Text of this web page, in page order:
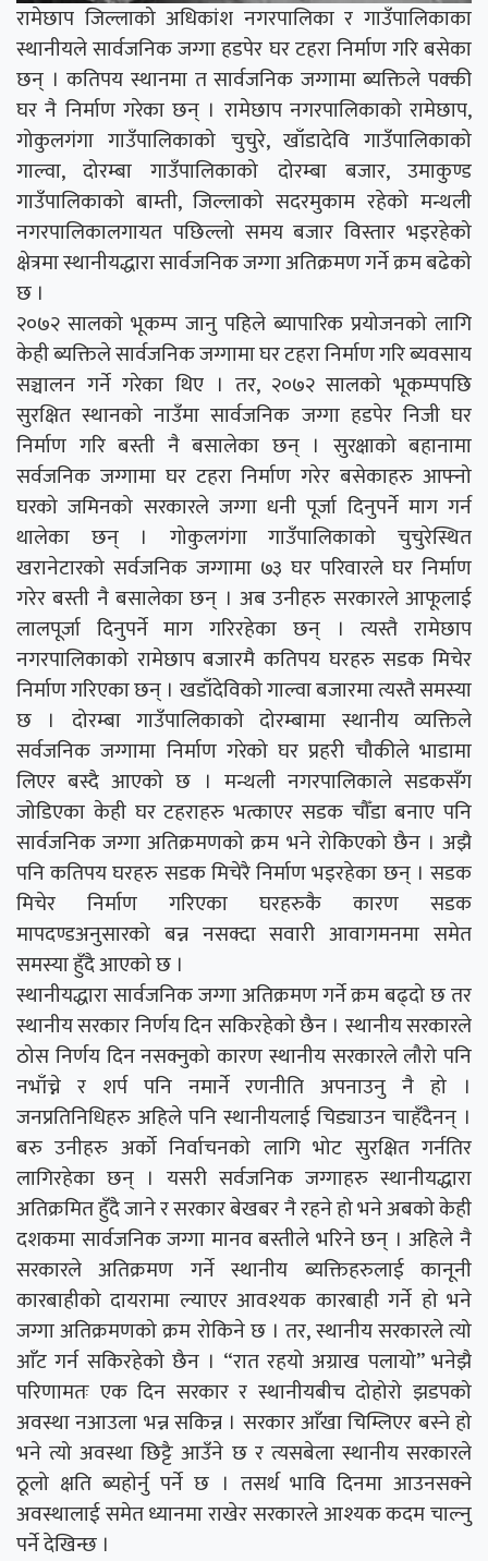
रामेछाप जिल्लाको अधिकांश नगरपालिका र गाउँपालिकाका
स्थानीयले सार्वजनिक जग्गा हडपेर घर टहरा निर्माण गरि बसेका
छन् । कतिपय स्थानमा त सार्वजनिक जग्गामा ब्यक्तिले पक्की
घर नै निर्माण गरेका छन् । रामेछाप नगरपालिकाको रामेछाप,
गोकुलगंगा गाउँपालिकाको चुचुरे, खाँडादेवि गाउँपालिकाको
गाल्वा, दोरम्बा गाउँपालिकाको दोरम्बा बजार, उमाकुण्ड
गाउँपालिकाको बाम्ती, जिल्लाको सदरमुकाम रहेको मन्थली
नगरपालिकालगायत पछिल्लो समय बजार विस्तार भइरहेको
क्षेत्रमा स्थानीयद्धारा सार्वजनिक जग्गा अतिक्रमण गर्ने क्रम बढेको
छ ।
२०७२ सालको भूकम्प जानु पहिले ब्यापारिक प्रयोजनको लागि
केही ब्यक्तिले सार्वजनिक जग्गामा घर टहरा निर्माण गरि ब्यवसाय
सञ्चालन गर्ने गरेका थिए । तर, २०७२ सालको भूकम्पपछि
सुरक्षित स्थानको नाउँमा सार्वजनिक जग्गा हडपेर निजी घर
निर्माण गरि बस्ती नै बसालेका छन् । सुरक्षाको बहानामा
सर्वजनिक जग्गामा घर टहरा निर्माण गरेर बसेकाहरु आफ्नो
घरको जमिनको सरकारले जग्गा धनी पूर्जा दिनुपर्ने माग गर्न
थालेका छन् । गोकुलगंगा गाउँपालिकाको चुचुरेस्थित
खरानेटारको सर्वजनिक जग्गामा ७३ घर परिवारले घर निर्माण
गरेर बस्ती नै बसालेका छन् । अब उनीहरु सरकारले आफूलाई
लालपूर्जा दिनुपर्ने माग गरिरहेका छन् । त्यस्तै रामेछाप
नगरपालिकाको रामेछाप बजारमै कतिपय घरहरु सडक मिचेर
निर्माण गरिएका छन् । खडाँदेविको गाल्वा बजारमा त्यस्तै समस्या
छ । दोरम्बा गाउँपालिकाको दोरम्बामा स्थानीय व्यक्तिले
सर्वजनिक जग्गामा निर्माण गरेको घर प्रहरी चौकीले भाडामा
लिएर बस्दै आएको छ । मन्थली नगरपालिकाले सडकसँग
जोडिएका केही घर टहराहरु भत्काएर सडक चौँडा बनाए पनि
सार्वजनिक जग्गा अतिक्रमणको क्रम भने रोकिएको छैन । अझै
पनि कतिपय घरहरु सडक मिचेरै निर्माण भइरहेका छन् । सडक
मिचेर निर्माण गरिएका घरहरुकै कारण सडक
मापदण्डअनुसारको बन्न नसक्दा सवारी आवागमनमा समेत
समस्या हुँदै आएको छ ।
स्थानीयद्धारा सार्वजनिक जग्गा अतिक्रमण गर्ने क्रम बढ्दो छ तर
स्थानीय सरकार निर्णय दिन सकिरहेको छैन । स्थानीय सरकारले
ठोस निर्णय दिन नसक्नुको कारण स्थानीय सरकारले लौरो पनि
नभाँच्ने र शर्प पनि नमार्ने रणनीति अपनाउनु नै हो ।
जनप्रतिनिधिहरु अहिले पनि स्थानीयलाई चिड्याउन चाहँदैनन् ।
बरु उनीहरु अर्को निर्वाचनको लागि भोट सुरक्षित गर्नतिर
लागिरहेका छन् । यसरी सर्वजनिक जग्गाहरु स्थानीयद्धारा
अतिक्रमित हुँदै जाने र सरकार बेखबर नै रहने हो भने अबको केही
दशकमा सार्वजनिक जग्गा मानव बस्तीले भरिने छन् । अहिले नै
सरकारले अतिक्रमण गर्ने स्थानीय ब्यक्तिहरुलाई कानूनी
कारबाहीको दायरामा ल्याएर आवश्यक कारबाही गर्ने हो भने
जग्गा अतिक्रमणको क्रम रोकिने छ । तर, स्थानीय सरकारले त्यो
आँट गर्न सकिरहेको छैन । “रात रहयो अग्राख पलायो” भनेझै
परिणामतः एक दिन सरकार र स्थानीयबीच दोहोरो झडपको
अवस्था नआउला भन्न सकिन्न । सरकार आँखा चिम्लिएर बस्ने हो
भने त्यो अवस्था छिट्टै आउँने छ र त्यसबेला स्थानीय सरकारले
ठूलो क्षति ब्यहोर्नु पर्ने छ । तसर्थ भावि दिनमा आउनसक्ने
अवस्थालाई समेत ध्यानमा राखेर सरकारले आश्यक कदम चाल्नु
पर्ने देखिन्छ ।